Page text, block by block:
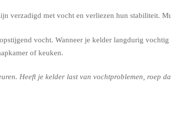
verzadigd met vocht en verliezen hun stabiliteit.
vocht. Wanneer je kelder langdurig
of keuken.
Heeft je kelder last van vochtproblemen, roep